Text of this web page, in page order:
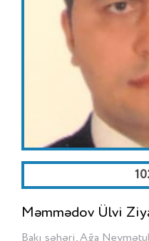
Məmmədov Ülvi
Bakı şəhəri, Ağa